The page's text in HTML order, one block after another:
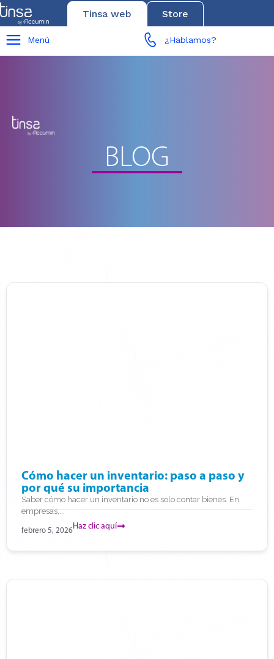
Tinsa web Store
Menú ¿Hablamos?
BLOG
Cómo hacer un inventario: paso a paso y
por qué su importancia
Saber cómo hacer un inventario no es solo contar bienes. En
empresas,...
febrero 5, 2026Haz clic aquí